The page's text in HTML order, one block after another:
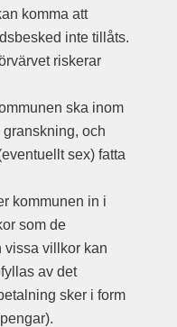
komma att
inte tillåts.
riskerar
ska inom
och
sex) fatta
kommunen in i
som de
vissa villkor kan
av det
sker i form